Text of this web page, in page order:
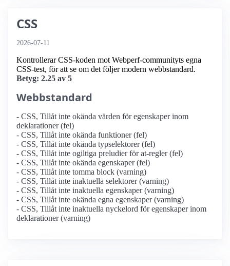
CSS
2026-07-11
Kontrollerar CSS-koden mot Webperf-communityts egna
CSS-test, för att se om det följer modern webbstandard.
Betyg: 2.25 av 5
Webbstandard
- CSS, Tillåt inte okända värden för egenskaper inom
deklarationer (fel)
- CSS, Tillåt inte okända funktioner (fel)
- CSS, Tillåt inte okända typselektorer (fel)
- CSS, Tillåt inte ogiltiga preludier för at-regler (fel)
- CSS, Tillåt inte okända egenskaper (fel)
- CSS, Tillåt inte tomma block (varning)
- CSS, Tillåt inte inaktuella selektorer (varning)
- CSS, Tillåt inte inaktuella egenskaper (varning)
- CSS, Tillåt inte okända egna egenskaper (varning)
- CSS, Tillåt inte inaktuella nyckelord för egenskaper inom
deklarationer (varning)